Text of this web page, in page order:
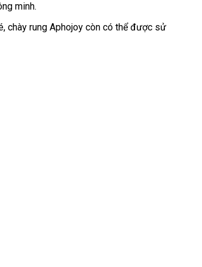
minh.
lắp
, chày rung Aphojoy còn giá
có thểlấy
được sử